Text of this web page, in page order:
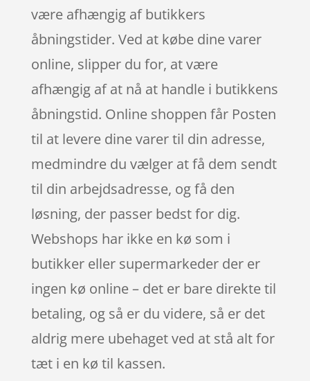
være afhængig af butikkers
åbningstider. Ved at købe dine varer
online, slipper du for, at være
afhængig af at nå at handle i butikkens
åbningstid. Online shoppen får Posten
til at levere dine varer til din adresse,
medmindre du vælger at få dem sendt
til din arbejdsadresse, og få den
løsning, der passer bedst for dig.
Webshops har ikke en kø som i
butikker eller supermarkeder der er
ingen kø online – det er bare direkte til
betaling, og så er du videre, så er det
aldrig mere ubehaget ved at stå alt for
tæt i en kø til kassen.